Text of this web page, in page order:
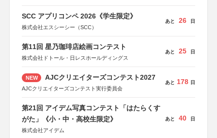
SCC アプリコンペ 2026《学生限定》
株式会社エスシーシー（SCC）
あと 26 日
第11回 星乃珈琲店絵画コンテスト
株式会社ドトール・日レスホールディングス
あと 25 日
NEW AJCクリエイターズコンテスト2027
AJCクリエイターズコンテスト実行委員会
あと 178 日
第21回 アイデム写真コンテスト「はたらくす
がた」《小・中・高校生限定》
株式会社アイデム
あと 40 日